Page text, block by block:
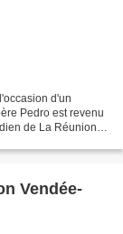
d'un
Pedro est revenu
de La Réunion",
Vendée-